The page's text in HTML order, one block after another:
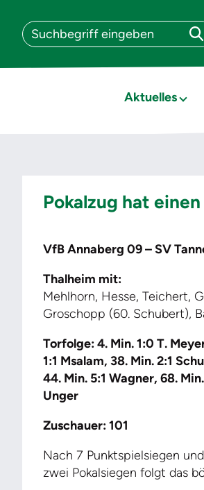
Aktuelles
Pokalzug hat
VfB Annaberg 09 – SV
Thalheim mit:
Mehlhorn, Hesse, Teichert,
Groschopp (60. Schubert),
Torfolge: 4. Min. 1:0 T.
1:1 Msalam, 38. Min. 2:1
44. Min. 5:1 Wagner, 68.
Unger
Zuschauer: 101
Nach 7 Punktspielsiegen und
zwei Pokalsiegen folgt das